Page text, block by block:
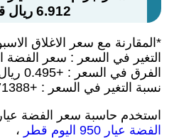
6.912 ريال قطري
*المقارنة مع سعر الاغلاق
التغير في السعر : سعر الفضة
الفرق في السعر : +0.495 ريال قطري
نسبة التغير في السعر : +7.71388%
استخدم حاسبة سعر الفضة عيار
الفضة عيار 950 اليوم قطر
،